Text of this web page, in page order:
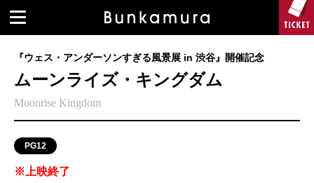
『ウェス・アンダーソンすぎる風景展 in 渋谷』開催記念
ムーンライズ・キングダム
Moonrise Kingdom
PG12
※上映終了